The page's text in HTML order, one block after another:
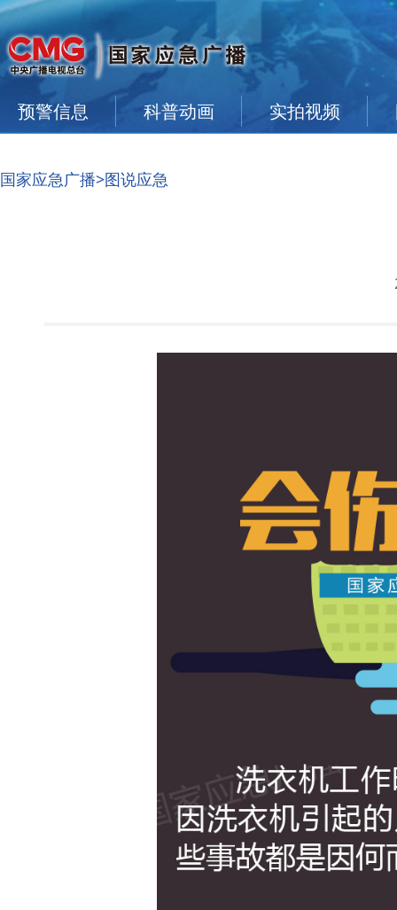
预警信息 科普动画 实拍视频
国家应急广播>图说应急